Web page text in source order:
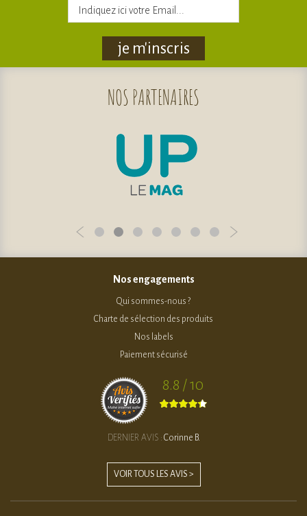
je m'inscris
NOS PARTENAIRES
Nos engagements
Qui sommes-nous ?
Charte de sélection des produits
Nos labels
Paiement sécurisé
8.8 / 10
DERNIER AVIS : Corinne B.
VOIR TOUS LES AVIS >